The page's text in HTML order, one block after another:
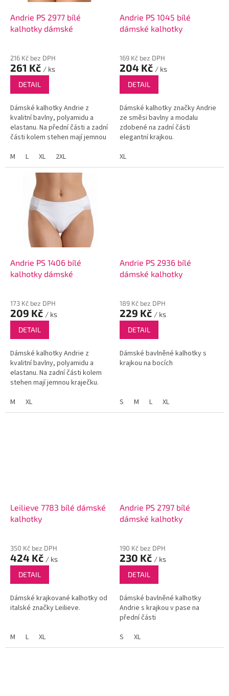
Andrie PS 2977 bílé
kalhotky dámské
216 Kč bez DPH
261 Kč / ks
DETAIL
Dámské kalhotky Andrie z
kvalitní bavlny, polyamidu a
elastanu. Na přední části a zadní
části kolem stehen mají jemnou
M
L XL 2XL
Andrie PS 1045 bílé
dámské kalhotky
169 Kč bez DPH
204 Kč / ks
DETAIL
Dámské kalhotky značky Andrie
ze směsi bavlny a modalu
zdobené na zadní části
elegantní krajkou.
XL
Andrie PS 1406 bílé
kalhotky dámské
173 Kč bez DPH
209 Kč / ks
DETAIL
Dámské kalhotky Andrie z
kvalitní bavlny, polyamidu a
elastanu. Na zadní části kolem
stehen mají jemnou kraječku.
M
XL
Andrie PS 2936 bílé
dámské kalhotky
189 Kč bez DPH
229 Kč / ks
DETAIL
Dámské bavlněné kalhotky s
krajkou na bocích
S M L XL
Leilieve 7783 bílé dámské
kalhotky
350 Kč bez DPH
424 Kč / ks
DETAIL
Dámské krajkované kalhotky od
italské značky Leilieve.
M L XL
Andrie PS 2797 bílé
dámské kalhotky
190 Kč bez DPH
230 Kč / ks
DETAIL
Dámské bavlněné kalhotky
Andrie s krajkou v pase na
přední části
S
XL